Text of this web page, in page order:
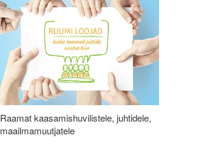
Raamat kaasamishuvilistele, juhtidele,
maailmamuutjatele